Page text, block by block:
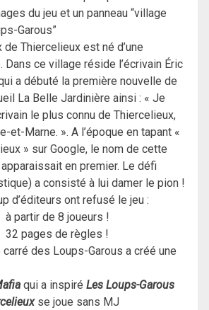
du jeu et un panneau “village
Garous”
de Thiercelieux est né d’une
Dans ce village réside l’écrivain Éric
a débuté la première nouvelle de
La Belle Jardinière ainsi : « Je
le plus connu de Thiercelieux,
et-Marne. ». A l’époque en tapant «
» sur Google, le nom de cette
en premier. Le défi
a consisté à lui damer le pion !
d’éditeurs ont refusé le jeu :
à partir de 8 joueurs !
32 pages de règles !
carré des Loups-Garous a créé une
qui a inspiré Les Loups-Garous
se joue sans MJ